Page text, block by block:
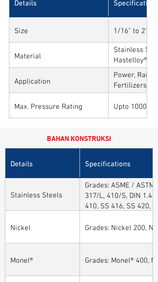
Size 1/16" to 2"
Material
Stainless
Hastelloy®,
Alloys
Application
Power,
Fertilizers,
Sytems,
Max. Pressure Rating
Upto
BAHAN KONSTRUKSI
Details Specifications
Stainless Steels
Grades: ASME /
317/L, 410/S, DIN
410, SS 416, SS 420,
Nickel
Grades: Nickel 200,
Monel® Grades: Monel® 400,